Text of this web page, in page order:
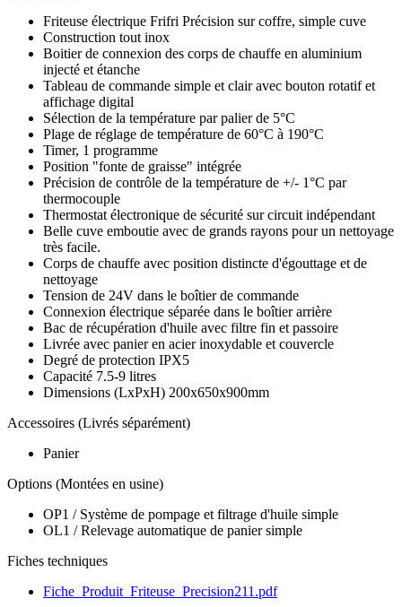
Friteuse électrique Frifri Précision sur coffre, simple cuve
Construction tout inox
Boitier de connexion des corps de chauffe en aluminium
injecté et étanche
Tableau de commande simple et clair avec bouton rotatif et
affichage digital
Sélection de la température par palier de 5°C
Plage de réglage de température de 60°C à 190°C
Timer, 1 programme
Position "fonte de graisse" intégrée
Précision de contrôle de la température de +/- 1°C par
thermocouple
Thermostat électronique de sécurité sur circuit indépendant
Belle cuve emboutie avec de grands rayons pour un nettoyage
très facile.
Corps de chauffe avec position distincte d'égouttage et de
nettoyage
Tension de 24V dans le boîtier de commande
Connexion électrique séparée dans le boîtier arrière
Bac de récupération d'huile avec filtre fin et passoire
Livrée avec panier en acier inoxydable et couvercle
Degré de protection IPX5
Capacité 7.5-9 litres
Dimensions (LxPxH) 200x650x900mm
Accessoires (Livrés séparément)
Panier
Options (Montées en usine)
OP1 / Système de pompage et filtrage d'huile simple
OL1 / Relevage automatique de panier simple
Fiches techniques
Fiche_Produit_Friteuse_Precision211.pdf